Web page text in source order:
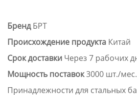
БрендБРТ
Происхождение продукта Китай
Срок доставки Через 7 рабочих
Мощность поставок3000 шт./мес.
Принадлежности для стальных